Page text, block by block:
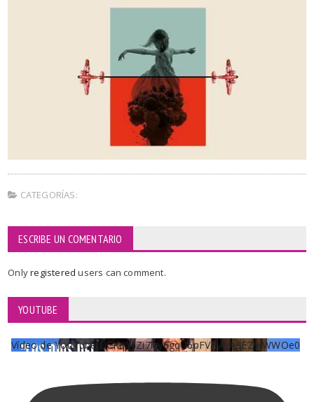
CATEGORÍAS:
ESCRIBE UN COMENTARIO
Onlyregisteredusers can comment.
YOUTUBE
Vídeo de YouTube UCKqYjiZi7lzy6gqU6pFVFiA_A3EZ9JWWOe0